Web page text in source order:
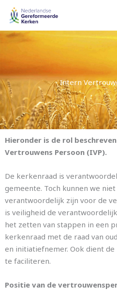
naar
de
inhoud
Intern
Hieronder is de rol
Vertrouwens Persoon (IVP).
De kerkenraad is
gemeente. Toch kunnen we
verantwoordelijk zijn voor de
is veiligheid de
het zetten van stappen in een
kerkenraad met de raad van
en initiatiefnemer. Ook dient
te faciliteren.
Positie van de